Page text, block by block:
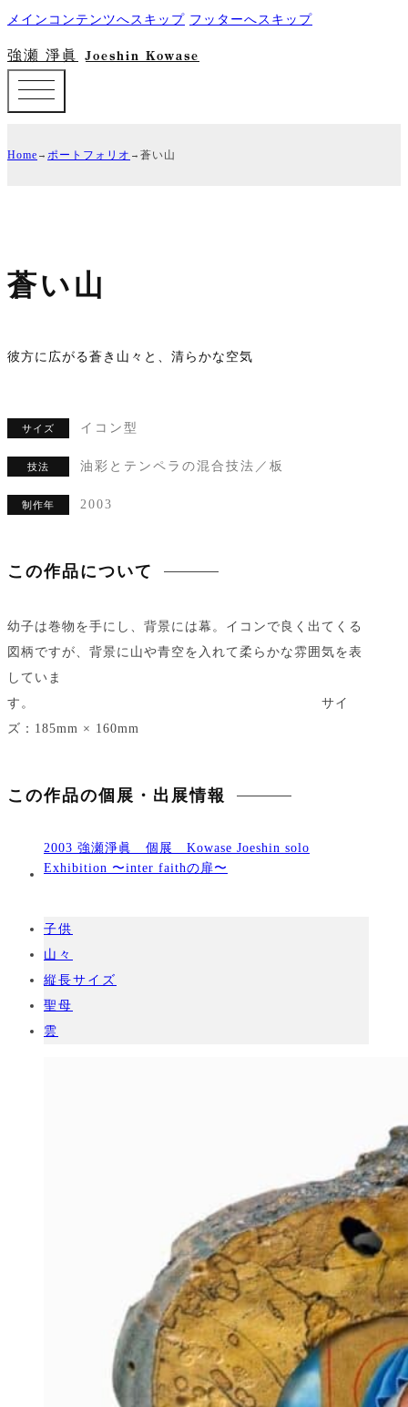
メインコンテンツへスキップ フッターへスキップ
強瀬 淨眞 Joeshin Kowase
Home ポートフォリオ 蒼い山
蒼い山
彼方に広がる蒼き山々と、清らかな空気
サイズ イコン型
技法 油彩とテンペラの混合技法／板
制作年 2003
この作品について
幼子は巻物を手にし、背景には幕。イコンで良く出てくる
図柄ですが、背景に山や青空を入れて柔らかな雰囲気を表
していま
す。 サイ
ズ：185mm × 160mm
この作品の個展・出展情報
2003 強瀬淨眞 個展 Kowase Joeshin solo
Exhibition 〜inter faithの扉〜
子供
山々
縦長サイズ
聖母
雲